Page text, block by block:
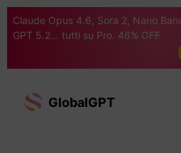
Claude Opus 4.6, Sora 2, Nano
GPT 5.2... tutti su Pro. 46% OFF
GlobalGPT